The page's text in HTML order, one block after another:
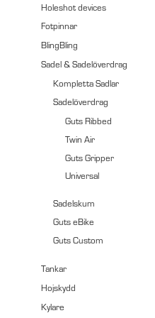
Holeshot devices
Fotpinnar
BlingBling
Sadel & Sadelöverdrag
Kompletta Sadlar
Sadelöverdrag
Guts Ribbed
Twin Air
Guts Gripper
Universal
Sadelskum
Guts eBike
Guts Custom
Tankar
Hojskydd
Kylare